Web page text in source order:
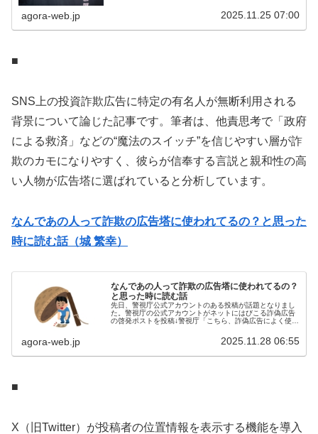
agora-web.jp 2025.11.25 07:00
■
SNS上の投資詐欺広告に特定の有名人が無断利用される
背景について論じた記事です。筆者は、他責思考で「政府
による救済」などの“魔法のスイッチ”を信じやすい層が詐
欺のカモになりやすく、彼らが信奉する言説と親和性の高
い人物が広告塔に選ばれていると分析しています。
なんであの人って詐欺の広告塔に使われてるの？と思った
時に読む話（城 繁幸）
なんであの人って詐欺の広告塔に使われてるの？
と思った時に読む話
先日、警視庁公式アカウントのある投稿が話題となりまし
た。警視庁の公式アカウントがネットにはびこる詐偽広告
の啓発ポストを投稿↓警視庁「こちら、詐偽広告によく使わ
agora-web.jp 2025.11.28 06:55
■
X（旧Twitter）が投稿者の位置情報を表示する機能を導入